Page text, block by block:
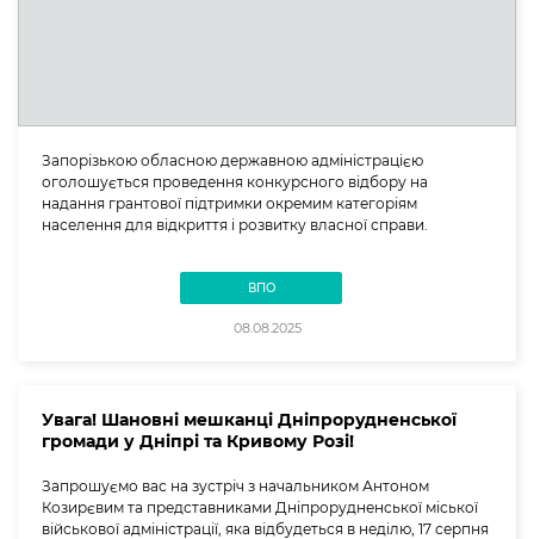
Запорізькою обласною державною адміністрацією
оголошується проведення конкурсного відбору на
надання грантової підтримки окремим категоріям
населення для відкриття і розвитку власної справи.
ВПО
08.08.2025
Увага! Шановні мешканці Дніпрорудненської
громади у Дніпрі та Кривому Розі!
Запрошуємо вас на зустріч з начальником Антоном
Козирєвим та представниками Дніпрорудненської міської
військової адміністрації, яка відбудеться в неділю, 17 серпня